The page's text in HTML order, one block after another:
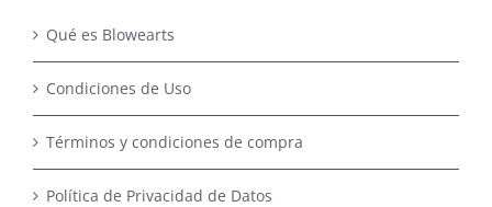
Qué es Blowearts
Condiciones de Uso
Términos y condiciones de compra
Política de Privacidad de Datos